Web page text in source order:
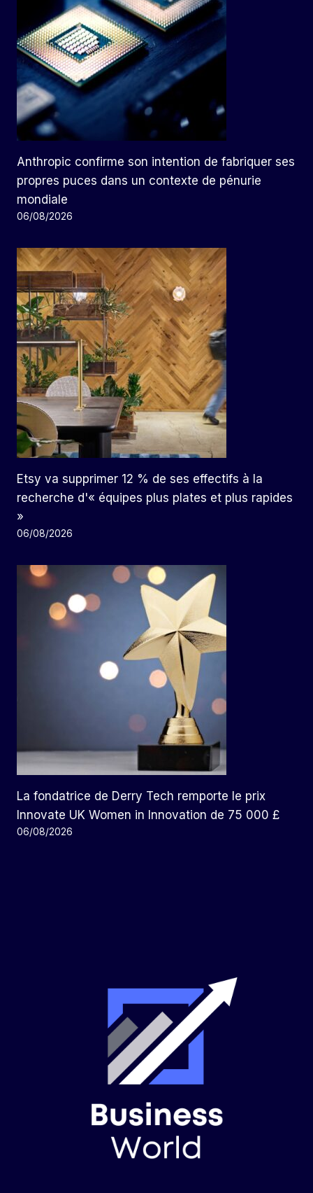
Anthropic confirme son intention de fabriquer ses
propres puces dans un contexte de pénurie
mondiale
06/08/2026
Etsy va supprimer 12 % de ses effectifs à la
recherche d'« équipes plus plates et plus rapides
»
06/08/2026
La fondatrice de Derry Tech remporte le prix
Innovate UK Women in Innovation de 75 000 £
06/08/2026